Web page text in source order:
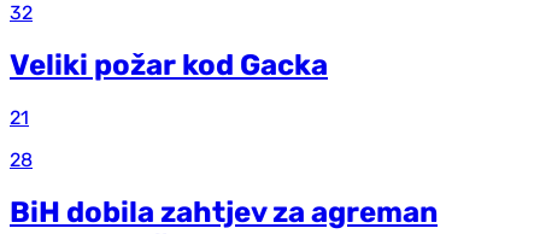
32
Veliki požar kod Gacka
21
28
BiH dobila zahtjev za agreman